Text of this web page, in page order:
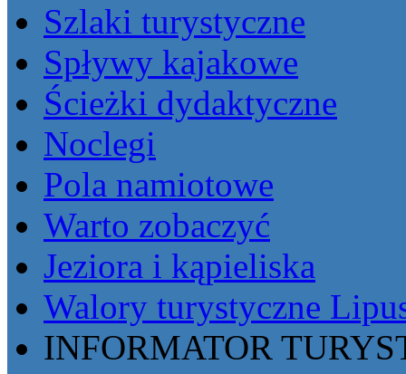
Szlaki turystyczne
Spływy kajakowe
Ścieżki dydaktyczne
Noclegi
Pola namiotowe
Warto zobaczyć
Jeziora i kąpieliska
Walory turystyczne
INFORMATOR